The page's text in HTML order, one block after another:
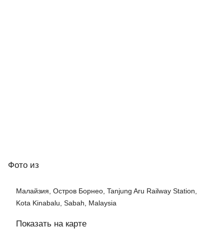
Фото из
Малайзия, Остров Борнео, Tanjung Aru Railway Station,
Kota Kinabalu, Sabah, Malaysia
Показать на карте